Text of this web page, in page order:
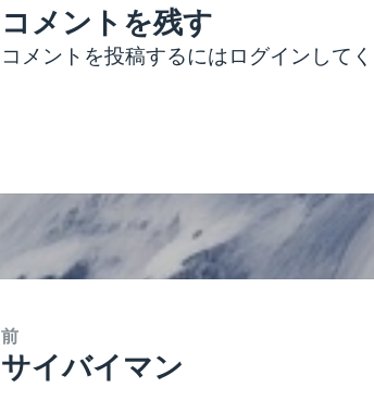
コメントを残す
コメントを投稿するにはログインして
前
前
サイバイマン